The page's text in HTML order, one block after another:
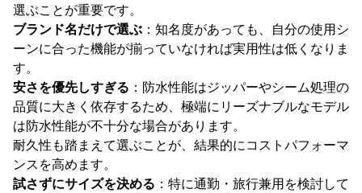
選ぶことが重要です。
ブランド名だけで選ぶ ：知名度があっても、自分の使用シ
ーンに合った機能が揃っていなければ実用性は低くなりま
す。
安さを優先しすぎる ：防水性能はジッパーやシーム処理の
品質に大きく依存するため、極端にリーズナブルなモデル
は防水性能が不十分な場合があります。
耐久性も踏まえて選ぶことが、結果的にコストパフォーマ
ンスを高めます。
試さずにサイズを決める ：特に通勤・旅行兼用を検討して